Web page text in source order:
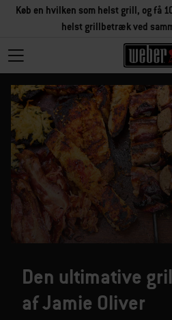
Køb en hvilken som helst grill, og få
helst grillbetræk ved
Den ultimative
af Jamie Oliver